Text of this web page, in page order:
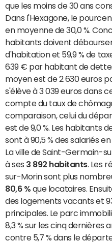
que les moins de 30 ans
Dans l'Hexagone, le
en moyenne de 30,0 %.
habitants doivent débourser
d'habitation et 59,9 % de
639 € par habitant de
moyen est de 2 630 euros
s'élève à 3 039 euros dans
compte du taux de
comparaison, celui du
est de 9,0 %. Les habitants
sont à 90,5 % des salariés
La ville de Saint-Germain-
à ses 3 892 habitants. Les
sur-Morin sont plus
80,6 % que locataires.
des logements vacants et
principales. Le parc
8,3 % sur les cinq dernières
contre 5,7 % dans le